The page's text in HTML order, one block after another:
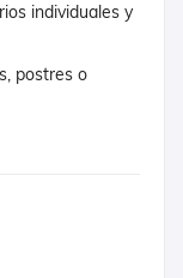
individuales y
postres o